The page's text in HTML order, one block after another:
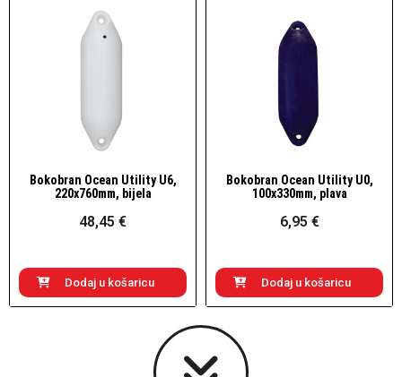
Brzi pogled
Bokobran Ocean Utility U6,
220x760mm, bijela
48,45 €
Dodaj u košaricu
Brzi pogled
Bokobran Ocean Utility U0,
100x330mm, plava
6,95 €
Dodaj u košaricu